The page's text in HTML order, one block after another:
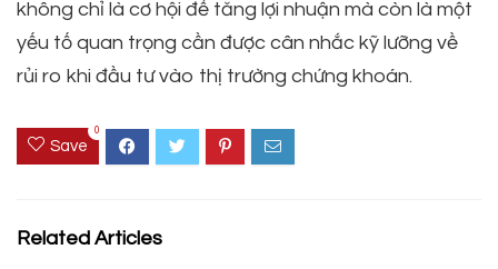
không chỉ là cơ hội để tăng lợi nhuận mà còn là một
yếu tố quan trọng cần được cân nhắc kỹ lưỡng về
rủi ro khi đầu tư vào thị trường chứng khoán.
Save
0
Related Articles